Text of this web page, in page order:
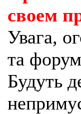
своем
Увага,
та
Будуть